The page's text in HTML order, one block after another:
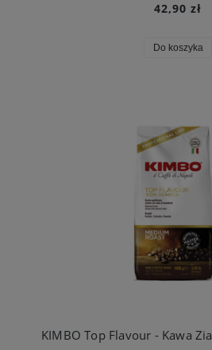
42,90 zł
Do koszyka